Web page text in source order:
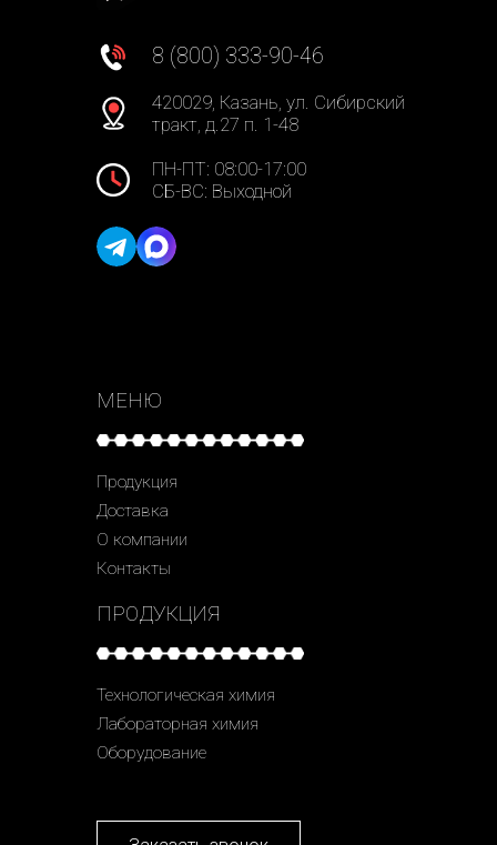
8 (800) 333-90-46
420029, Казань, ул. Сибирский
тракт, д.27 п. 1-48
ПН-ПТ: 08:00-17:00
СБ-ВС: Выходной
МЕНЮ
Продукция
Доставка
О компании
Контакты
ПРОДУКЦИЯ
Технологическая химия
Лабораторная химия
Оборудование